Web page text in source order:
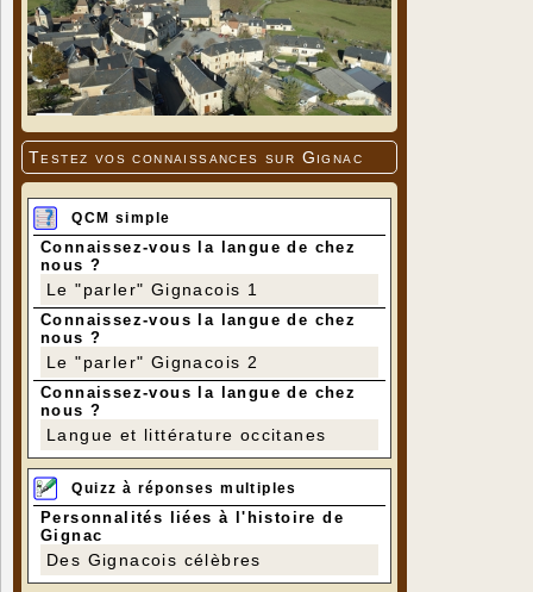
Testez vos connaissances sur Gignac
QCM simple
Connaissez-vous la langue de chez
nous ?
Le "parler" Gignacois 1
Connaissez-vous la langue de chez
nous ?
Le "parler" Gignacois 2
Connaissez-vous la langue de chez
nous ?
Langue et littérature occitanes
Quizz à réponses multiples
Personnalités liées à l'histoire de
Gignac
Des Gignacois célèbres